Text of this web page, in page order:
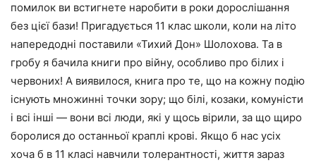
помилок ви встигнете наробити в роки дорослішання
без цієї бази! Пригадується 11 клас школи, коли на літо
напередодні поставили «Тихий Дон» Шолохова. Та в
гробу я бачила книги про війну, особливо про білих і
червоних! А виявилося, книга про те, що на кожну подію
існують множинні точки зору; що білі, козаки, комуністи
і всі інші — вони всі люди, які у щось вірили, за що щиро
боролися до останньої краплі крові. Якщо б нас усіх
хоча б в 11 класі навчили толерантності, життя зараз